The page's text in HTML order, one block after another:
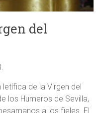
del
de la Virgen del
los Humeros de Sevilla,
a los fieles. El